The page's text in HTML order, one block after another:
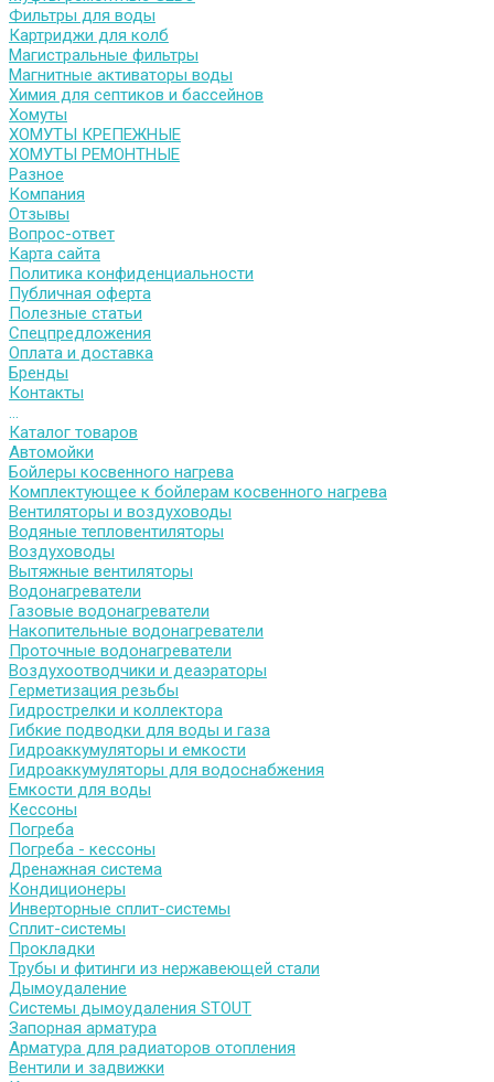
Фильтры для воды
Картриджи для колб
Магистральные фильтры
Магнитные активаторы воды
Химия для септиков и бассейнов
Хомуты
ХОМУТЫ КРЕПЕЖНЫЕ
ХОМУТЫ РЕМОНТНЫЕ
Разное
Компания
Отзывы
Вопрос-ответ
Карта сайта
Политика конфиденциальности
Публичная оферта
Полезные статьи
Спецпредложения
Оплата и доставка
Бренды
Контакты
...
Каталог товаров
Автомойки
Бойлеры косвенного нагрева
Комплектующее к бойлерам косвенного нагрева
Вентиляторы и воздуховоды
Водяные тепловентиляторы
Воздуховоды
Вытяжные вентиляторы
Водонагреватели
Газовые водонагреватели
Накопительные водонагреватели
Проточные водонагреватели
Воздухоотводчики и деаэраторы
Герметизация резьбы
Гидрострелки и коллектора
Гибкие подводки для воды и газа
Гидроаккумуляторы и емкости
Гидроаккумуляторы для водоснабжения
Емкости для воды
Кессоны
Погреба
Погреба - кессоны
Дренажная система
Кондиционеры
Инверторные сплит-системы
Сплит-системы
Прокладки
Трубы и фитинги из нержавеющей стали
Дымоудаление
Системы дымоудаления STOUT
Запорная арматура
Арматура для радиаторов отопления
Вентили и задвижки